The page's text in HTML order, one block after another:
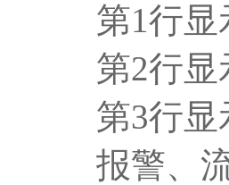
第1行
第2行
第3行
报警、